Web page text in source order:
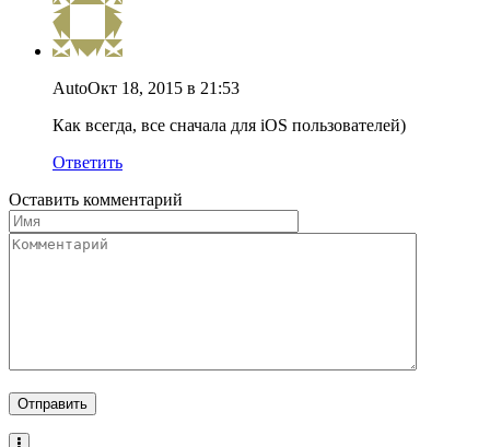
AutoОкт 18, 2015 в 21:53
Как всегда, все сначала для iOS пользователей)
Ответить
Оставить комментарий